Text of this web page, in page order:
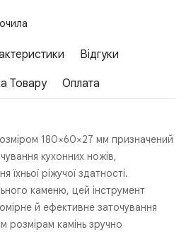
Відгуки
Товару Оплата
180×60×27 мм призначений
кухонних ножів,
їхньої ріжучої здатності.
каменю, цей інструмент
й ефективне заточування
розмірам камінь зручно